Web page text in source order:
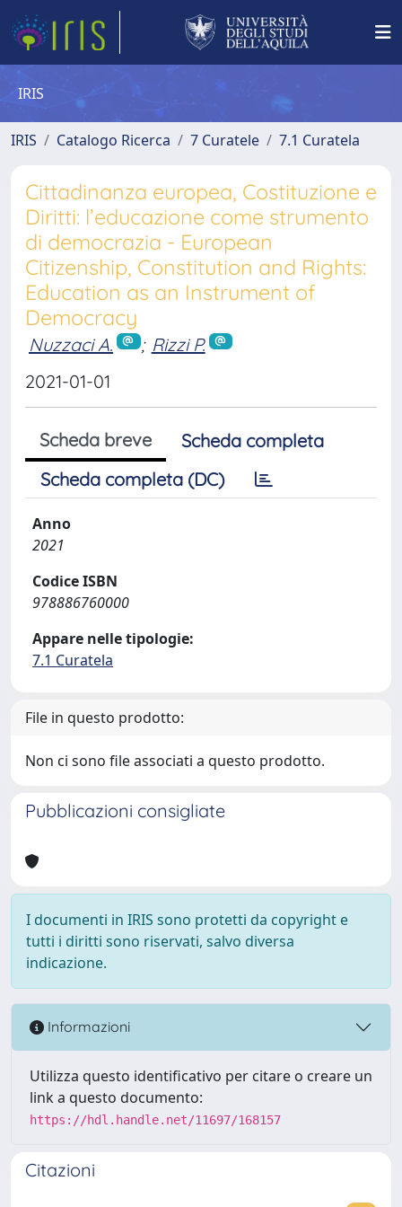
IRIS
IRIS Catalogo Ricerca 7 Curatele 7.1 Curatela
Cittadinanza europea, Costituzione e
Diritti: l’educazione come strumento
di democrazia - European
Citizenship, Constitution and Rights:
Education as an Instrument of
Democracy
Nuzzaci A. ; Rizzi P.
2021-01-01
Scheda breve
Scheda completa
Scheda completa (DC)
Anno
2021
Codice ISBN
978886760000
Appare nelle tipologie:
7.1 Curatela
File in questo prodotto:
Non ci sono file associati a questo prodotto.
Pubblicazioni consigliate
I documenti in IRIS sono protetti da copyright e
tutti i diritti sono riservati, salvo diversa
indicazione.
Informazioni
Utilizza questo identificativo per citare o creare un
link a questo documento:
https://hdl.handle.net/11697/168157
Citazioni